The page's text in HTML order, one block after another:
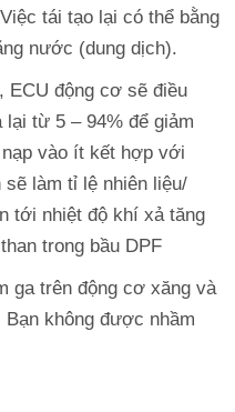
tái tạo lại có thể bằng
nước (dung dịch).
động cơ sẽ điều
lại từ 5 – 94% để giảm
vào ít kết hợp với
làm tỉ lệ nhiên liệu/
tới nhiệt độ khí xả tăng
trong bầu DPF
ga trên động cơ xăng và
không được nhầm